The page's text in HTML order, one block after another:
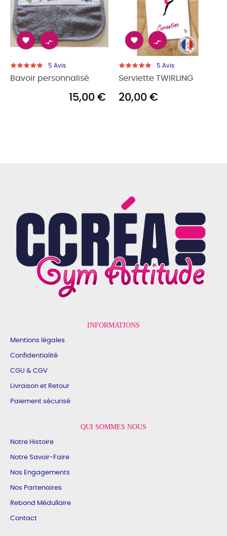
 
5 Avis
Bavoir personnalisé
15,00 €
 
5 Avis
Serviette TWIRLING
20,00 €
INFORMATIONS
Mentions légales
Confidentialité
CGU & CGV
Livraison et Retour
Paiement sécurisé
QUI SOMMES NOUS
Notre Histoire
Notre Savoir-Faire
Nos Engagements
Nos Partenaires
Rebond Médullaire
Contact